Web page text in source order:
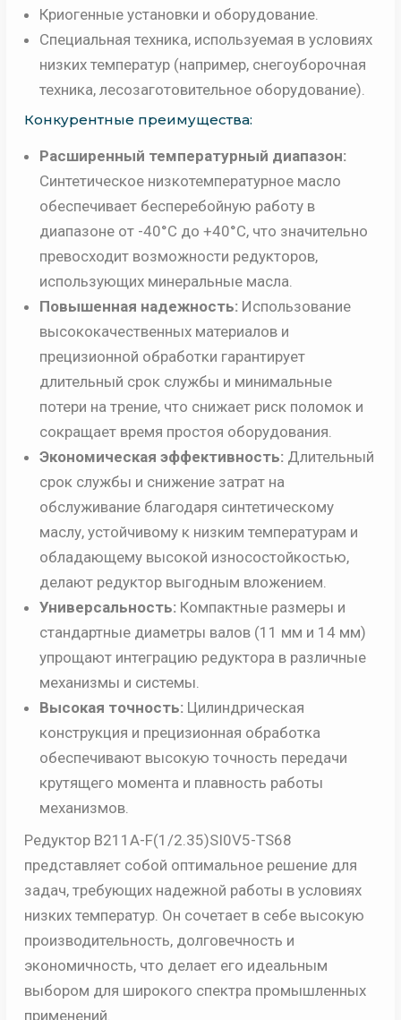
Криогенные установки и оборудование.
Специальная техника, используемая в условиях
низких температур (например, снегоуборочная
техника, лесозаготовительное оборудование).
Конкурентные преимущества:
Расширенный температурный диапазон:
Синтетическое низкотемпературное масло
обеспечивает бесперебойную работу в
диапазоне от -40°C до +40°C, что значительно
превосходит возможности редукторов,
использующих минеральные масла.
Повышенная надежность:Использование
высококачественных материалов и
прецизионной обработки гарантирует
длительный срок службы и минимальные
потери на трение, что снижает риск поломок и
сокращает время простоя оборудования.
Экономическая эффективность:Длительный
срок службы и снижение затрат на
обслуживание благодаря синтетическому
маслу, устойчивому к низким температурам и
обладающему высокой износостойкостью,
делают редуктор выгодным вложением.
Универсальность:Компактные размеры и
стандартные диаметры валов (11 мм и 14 мм)
упрощают интеграцию редуктора в различные
механизмы и системы.
Высокая точность:Цилиндрическая
конструкция и прецизионная обработка
обеспечивают высокую точность передачи
крутящего момента и плавность работы
механизмов.
Редуктор B211A-F(1/2.35)SI0V5-TS68
представляет собой оптимальное решение для
задач, требующих надежной работы в условиях
низких температур. Он сочетает в себе высокую
производительность, долговечность и
экономичность, что делает его идеальным
выбором для широкого спектра промышленных
применений.